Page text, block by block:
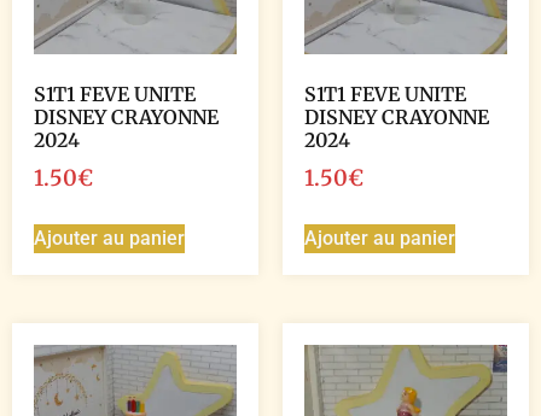
S1T1 FEVE UNITE
DISNEY CRAYONNE
2024
1.50€
Ajouter au panier
S1T1 FEVE UNITE
DISNEY CRAYONNE
2024
1.50€
Ajouter au panier